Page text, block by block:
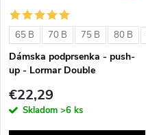
65 B 70 B 75 B 80 B
Dámska podprsenka - push-
up - Lormar Double
€22,29
Skladom >6 ks